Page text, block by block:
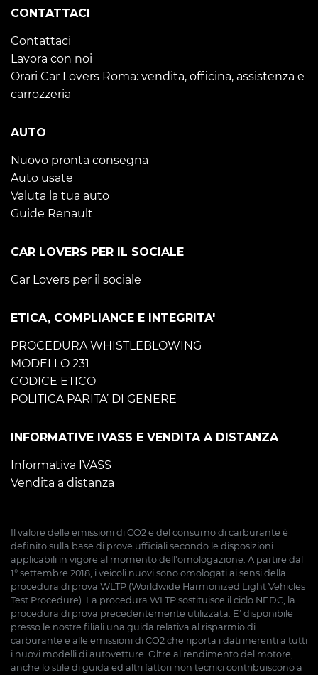
CONTATTACI
Contattaci
Lavora con noi
Orari Car Lovers Roma: vendita, officina, assistenza e
carrozzeria
AUTO
Nuovo pronta consegna
Auto usate
Valuta la tua auto
Guide Renault
CAR LOVERS PER IL SOCIALE
Car Lovers per il sociale
ETICA, COMPLIANCE E INTEGRITA'
PROCEDURA WHISTLEBLOWING
MODELLO 231
CODICE ETICO
POLITICA PARITA’ DI GENERE
INFORMATIVE IVASS E VENDITA A DISTANZA
Informativa IVASS
Vendita a distanza
Il valore delle emissioni di CO2 e del consumo di carburante è
definito sulla base di prove ufficiali secondo le disposizioni
applicabili in vigore al momento dell'omologazione. A partire dal
1° settembre 2018, i veicoli nuovi sono omologati ai sensi della
procedura di prova WLTP (Worldwide Harmonized Light Vehicles
Test Procedure). La procedura WLTP sostituisce il ciclo NEDC, la
procedura di prova precedentemente utilizzata. E’ disponibile
presso le nostre filiali una guida relativa al risparmio di
carburante e alle emissioni di CO2 che riporta i dati inerenti a tutti
i nuovi modelli di autovetture. Oltre al rendimento del motore,
anche lo stile di guida ed altri fattori non tecnici contribuiscono a